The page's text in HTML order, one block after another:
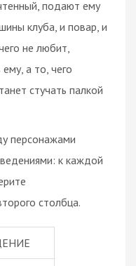
подают ему
клуба, и повар, и
не любит,
а то, чего
стучать палкой
персонажами
к каждой
столбца.